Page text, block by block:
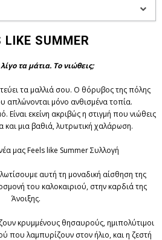
LIKE SUMMER
τα μάτια. Το νιώθεις;
τα μαλλιά σου. Ο θόρυβος της πόλης
απλώνονται μόνο ανθισμένα τοπία.
εκείνη ακριβώς η στιγμή που νιώθεις
και μια βαθιά, λυτρωτική χαλάρωση.
μας Feels like Summer Συλλογή
αυτή τη μοναδική αίσθηση της
του καλοκαιριού, στην καρδιά της
Άνοιξης.
κρυμμένους θησαυρούς, ημιπολύτιμοι
που λαμπυρίζουν στον ήλιο, και η ζεστή